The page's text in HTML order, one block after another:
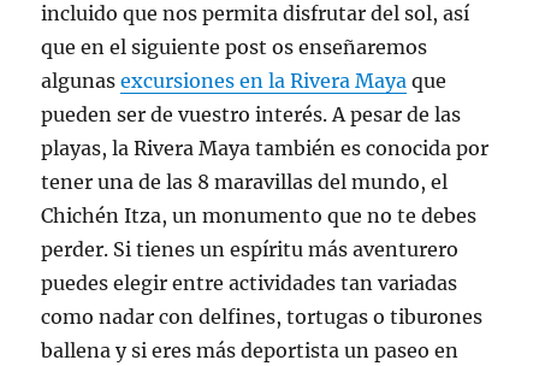
incluido que nos permita disfrutar del sol, así
que en el siguiente post os enseñaremos
algunasexcursiones en la Rivera Maya que
pueden ser de vuestro interés. A pesar de las
playas, la Rivera Maya también es conocida por
tener una de las 8 maravillas del mundo, el
Chichén Itza, un monumento que no te debes
perder. Si tienes un espíritu más aventurero
puedes elegir entre actividades tan variadas
como nadar con delfines, tortugas o tiburones
ballena y si eres más deportista un paseo en